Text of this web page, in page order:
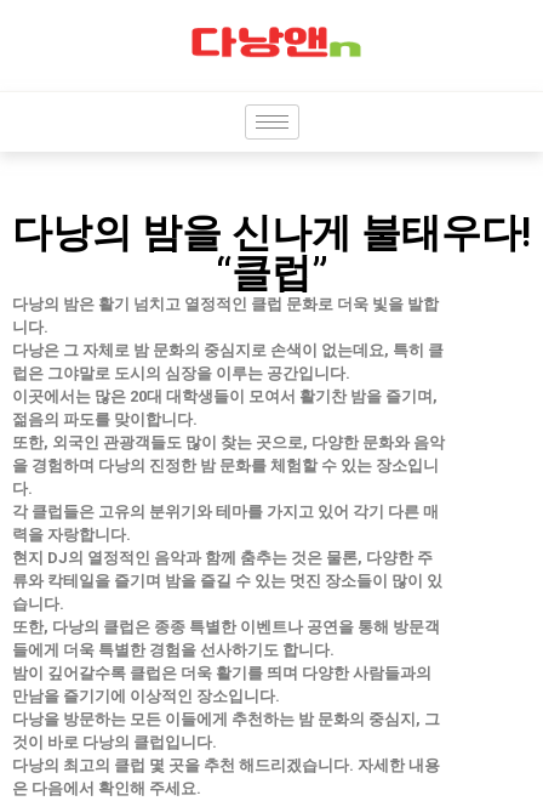
다낭의 밤을 신나게 불태우다!
“클럽”
다낭의 밤은 활기 넘치고 열정적인 클럽 문화로 더욱 빛을 발합
니다.
다낭은 그 자체로 밤 문화의 중심지로 손색이 없는데요, 특히 클
럽은 그야말로 도시의 심장을 이루는 공간입니다.
이곳에서는 많은 20대 대학생들이 모여서 활기찬 밤을 즐기며,
젊음의 파도를 맞이합니다.
또한, 외국인 관광객들도 많이 찾는 곳으로, 다양한 문화와 음악
을 경험하며 다낭의 진정한 밤 문화를 체험할 수 있는 장소입니
다.
각 클럽들은 고유의 분위기와 테마를 가지고 있어 각기 다른 매
력을 자랑합니다.
현지 DJ의 열정적인 음악과 함께 춤추는 것은 물론, 다양한 주
류와 칵테일을 즐기며 밤을 즐길 수 있는 멋진 장소들이 많이 있
습니다.
또한, 다낭의 클럽은 종종 특별한 이벤트나 공연을 통해 방문객
들에게 더욱 특별한 경험을 선사하기도 합니다.
밤이 깊어갈수록 클럽은 더욱 활기를 띄며 다양한 사람들과의
만남을 즐기기에 이상적인 장소입니다.
다낭을 방문하는 모든 이들에게 추천하는 밤 문화의 중심지, 그
것이 바로 다낭의 클럽입니다.
다낭의 최고의 클럽 몇 곳을 추천 해드리겠습니다. 자세한 내용
은 다음에서 확인해 주세요.